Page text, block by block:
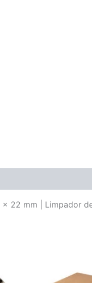
22 mm | Limpador